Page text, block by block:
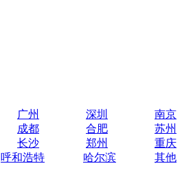
广州 深圳
南京
成都 合肥
苏州
长沙 郑州
重庆
呼和浩特 哈尔滨
其他